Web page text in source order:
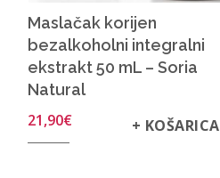
Maslačak korijen
bezalkoholni integralni
ekstrakt 50 mL – Soria
Natural
21,90€ + KOŠARICA